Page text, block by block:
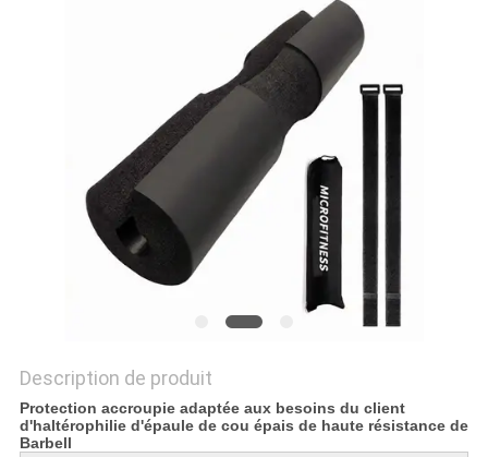
PRIVACY
POLICY
Description de produit
Protection accroupie adaptée aux besoins du client
d'haltérophilie d'épaule de cou épais de haute résistance de
Barbell